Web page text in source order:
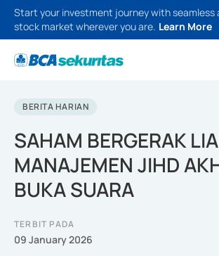
Start your investment journey with seamless
stock market wherever you are. Learn More
BERITA HARIAN
SAHAM BERGERAK
MANAJEMEN JIHD
BUKA SUARA
TERBIT PADA
09 January 2026